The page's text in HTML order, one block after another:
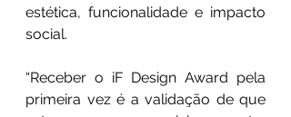
estética, funcionalidade e impacto
social.
“Receber o iF Design Award pela
primeira vez é a validação de que